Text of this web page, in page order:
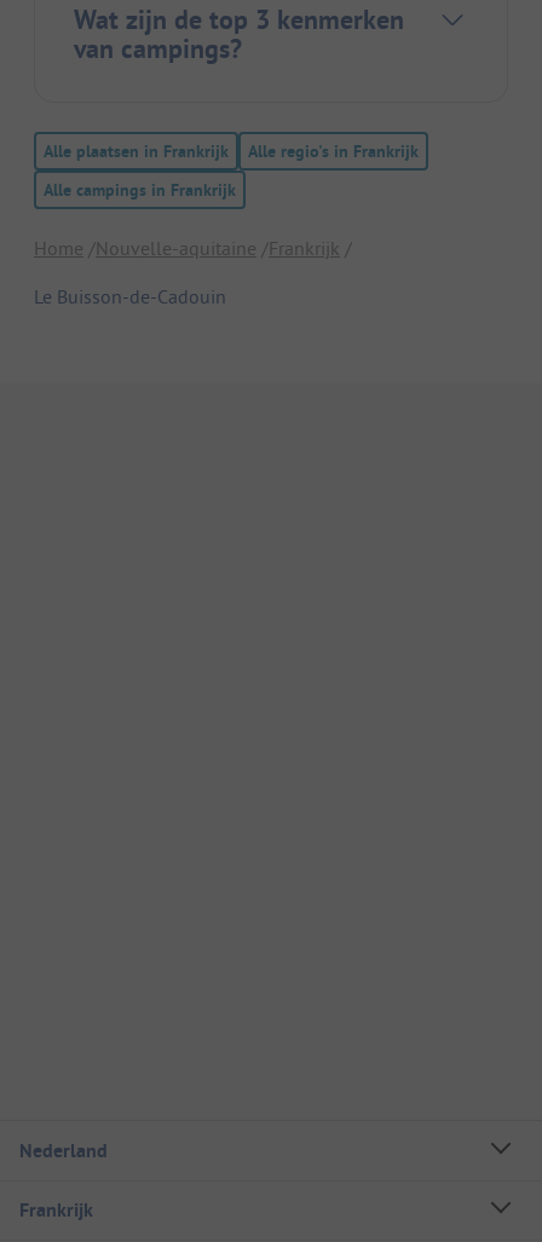
Wat zijn de top 3 kenmerken
van campings?
Alle plaatsen in Frankrijk
Alle regio's in Frankrijk
Alle campings in Frankrijk
Home Nouvelle-aquitaine
Frankrijk
Le Buisson-de-Cadouin
Nederland
Frankrijk